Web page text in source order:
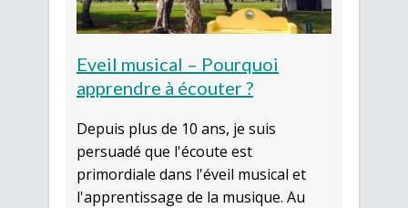
Eveil musical – Pourquoi
apprendre à écouter ?
Depuis plus de 10 ans, je suis
persuadé que l'écoute est
primordiale dans l'éveil musical et
l'apprentissage de la musique. Au